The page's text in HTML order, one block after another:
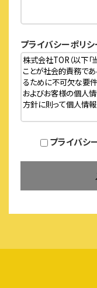
プライバシーポリシ
プライバシ